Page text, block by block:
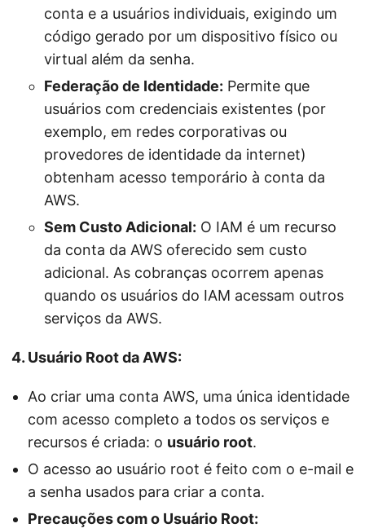
conta e a usuários individuais, exigindo um
código gerado por um dispositivo físico ou
virtual além da senha.
Federação de Identidade: Permite que
usuários com credenciais existentes (por
exemplo, em redes corporativas ou
provedores de identidade da internet)
obtenham acesso temporário à conta da
AWS.
Sem Custo Adicional: O IAM é um recurso
da conta da AWS oferecido sem custo
adicional. As cobranças ocorrem apenas
quando os usuários do IAM acessam outros
serviços da AWS.
4. Usuário Root da AWS:
Ao criar uma conta AWS, uma única identidade
com acesso completo a todos os serviços e
recursos é criada: o usuário root.
O acesso ao usuário root é feito com o e-mail e
a senha usados para criar a conta.
Precauções com o Usuário Root: